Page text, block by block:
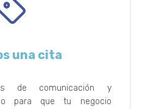
una cita
de comunicación y
para que tu negocio